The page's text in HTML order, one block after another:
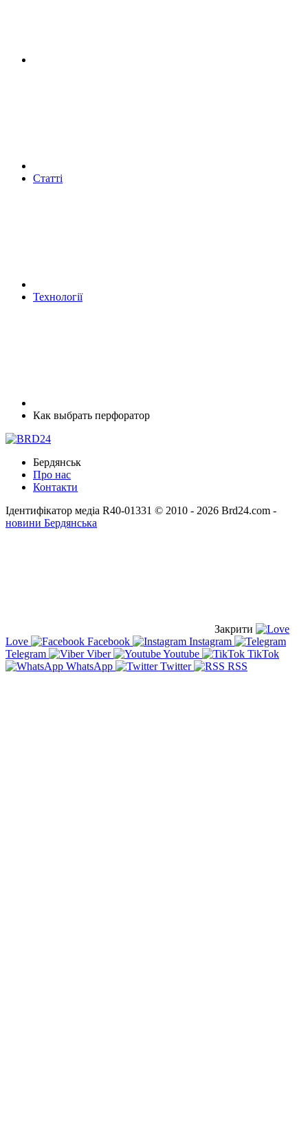
Статті
Технології
Как выбрать перфоратор
Бердянськ
Про нас
Контакти
Ідентифікатор медіа R40-01331 © 2010 - 2026 Brd24.com -
новини Бердянська
Закрити
Love
Facebook
Instagram
Telegram
Viber Youtube
TikTok
WhatsApp
Twitter RSS